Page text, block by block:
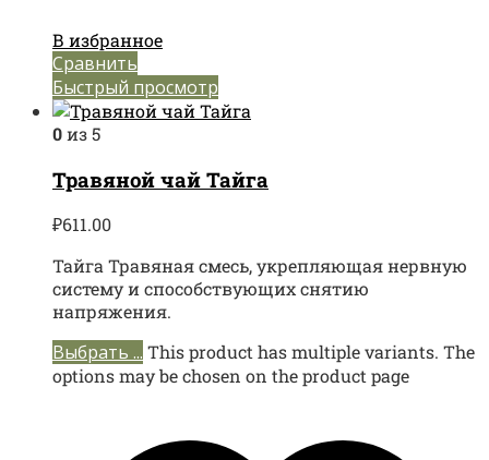
В избранное
Сравнить
Быстрый просмотр
0из 5
Травяной чай Тайга
₽611.00
Тайга Травяная смесь, укрепляющая нервную
систему и способствующих снятию
напряжения.
Выбрать ... This product has multiple variants. The
options may be chosen on the product page